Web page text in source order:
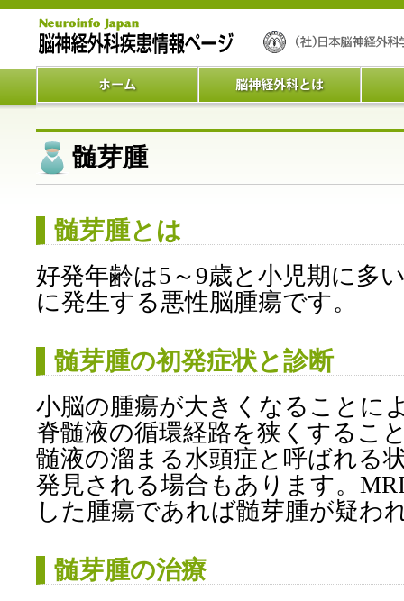
髄芽腫
髄芽腫とは
好発年齢は5～9歳と小児期に多
に発生する悪性脳腫瘍です。
髄芽腫の初発症状と診断
小脳の腫瘍が大きくなることに
脊髄液の循環経路を狭くするこ
髄液の溜まる水頭症と呼ばれる
発見される場合もあります。
した腫瘍であれば髄芽腫が疑わ
髄芽腫の治療